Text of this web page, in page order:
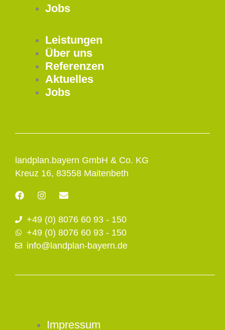
Impressum
landplan.bayern GmbH & Co. KG
Kreuz 16, 83558 Maitenbeth
F
a
e
b
o
I
t
a
g
r
E
e
l
p
+49 (0) 8076 60 93 - 150
+49 (0) 8076 60 93 - 150
info@landplan-bayern.de
Jobs
Leistungen
Über uns
Referenzen
Aktuelles
Jobs